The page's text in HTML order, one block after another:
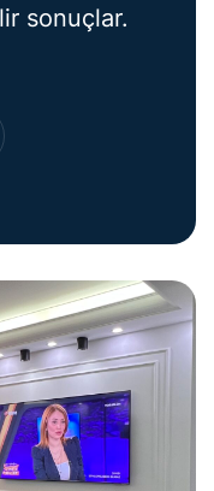
sonuçlar.